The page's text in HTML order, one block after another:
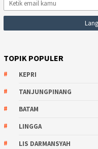
TOPIK POPULER
KEPRI
TANJUNGPINANG
BATAM
LINGGA
LIS DARMANSYAH